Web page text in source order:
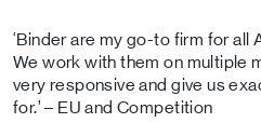
‘Binder are my go-to firm for all
We work with them on multiple
very responsive and give us
for.’ – EU and Competition